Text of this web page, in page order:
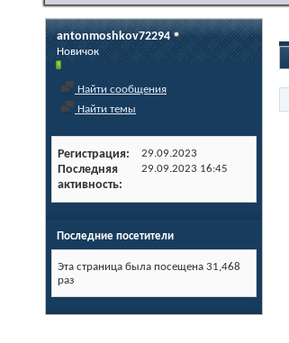
antonmoshkov72294
Новичок
Найти сообщения
Найти темы
Регистрация 29.09.2023
Последняя
активность
29.09.2023 16:45
Последние посетители
Эта страница была посещена 31,468
раз